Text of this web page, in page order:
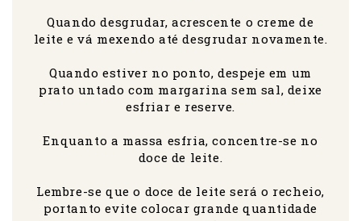
Quando desgrudar, acrescente o creme de
leite e vá mexendo até desgrudar novamente.
Quando estiver no ponto, despeje em um
prato untado com margarina sem sal, deixe
esfriar e reserve.
Enquanto a massa esfria, concentre-se no
doce de leite.
Lembre-se que o doce de leite será o recheio,
portanto evite colocar grande quantidade